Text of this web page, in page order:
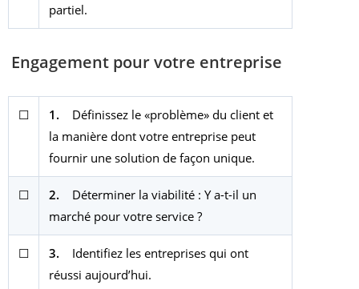
partiel.
Engagement pour votre entreprise
☐ 1. Définissez le «problème» du client et
la manière dont votre entreprise peut
fournir une solution de façon unique.
☐ 2. Déterminer la viabilité : Y a-t-il un
marché pour votre service ?
☐ 3. Identifiez les entreprises qui ont
réussi aujourd’hui.